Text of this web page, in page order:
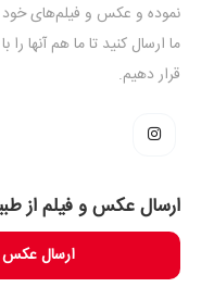
نموده و عکس و فیلم‌های خود
ما ارسال کنید تا ما هم آنها
قرار دهیم.
ارسال عکس و فیلم از
ارسال عکس